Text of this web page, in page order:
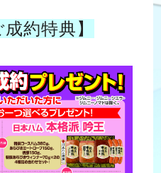
約特典】